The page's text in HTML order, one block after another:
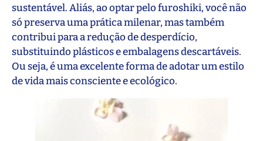
sustentável. Aliás, ao optar pelo furoshiki, você não
só preserva uma prática milenar, mas também
contribui para a redução de desperdício,
substituindo plásticos e embalagens descartáveis.
Ou seja, é uma excelente forma de adotar um estilo
de vida mais consciente e ecológico.